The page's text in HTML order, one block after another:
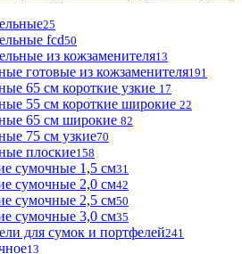
25
fcd50
из кожзаменителя13
готовые из кожзаменителя191
65 см короткие узкие 17
55 см короткие широкие 22
65 см широкие 82
75 см узкие70
плоские158
сумочные 1,5 см31
сумочные 2,0 см42
сумочные 2,5 см50
сумочные 3,0 см35
для сумок и портфелей241
13